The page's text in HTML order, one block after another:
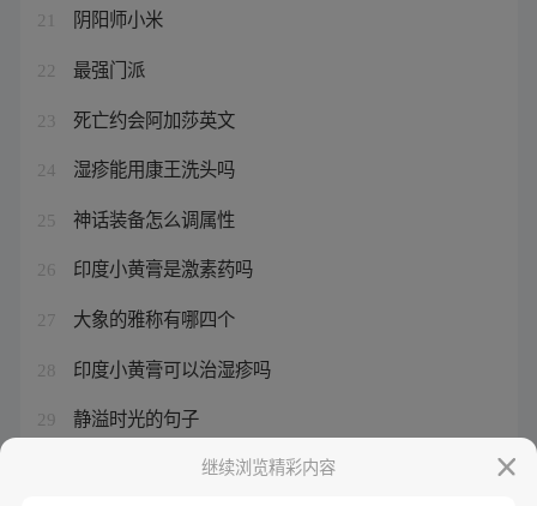
21 阴阳师小米
22 最强门派
23 死亡约会阿加莎英文
24 湿疹能用康王洗头吗
25 神话装备怎么调属性
26 印度小黄膏是激素药吗
27 大象的雅称有哪四个
28 印度小黄膏可以治湿疹吗
29 静溢时光的句子
怪兽8号最新情报消息继续浏览精彩内容